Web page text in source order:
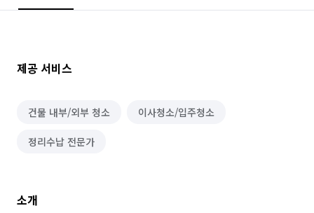
제공 서비스
건물 내부/외부 청소 이사청소/입주청소
정리수납 전문가
소개